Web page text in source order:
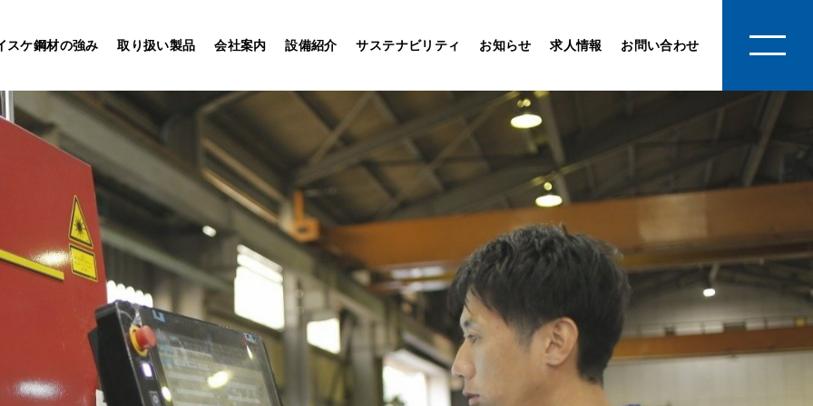
スケ鋼材の強み 取り扱い製品 会社案内 設備紹介 サステナビリティ お知らせ 求人情報 お問い合わせ